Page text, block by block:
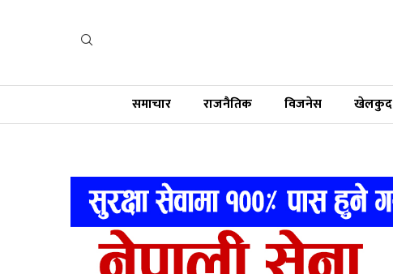
समाचार राजनैतिक विजनेस खेलकुद